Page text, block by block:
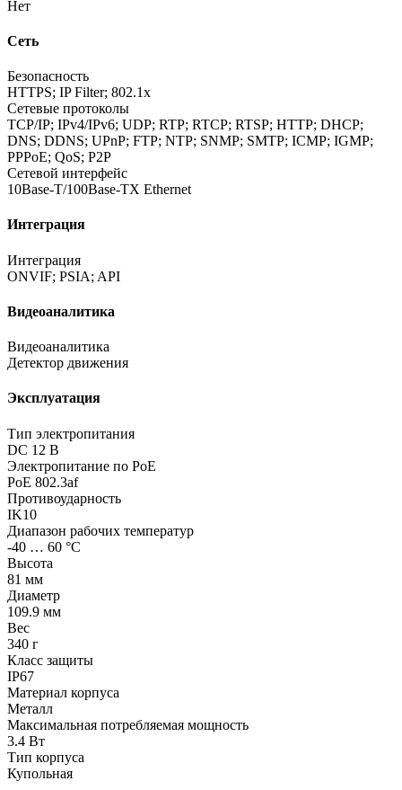
Нет
Сеть
Безопасность
HTTPS; IP Filter; 802.1x
Сетевые протоколы
TCP/IP; IPv4/IPv6; UDP; RTP; RTCP; RTSP; HTTP; DHCP;
DNS; DDNS; UPnP; FTP; NTP; SNMP; SMTP; ICMP; IGMP;
PPPoE; QoS; P2P
Сетевой интерфейс
10Base-T/100Base-TX Ethernet
Интеграция
Интеграция
ONVIF; PSIA; API
Видеоаналитика
Видеоаналитика
Детектор движения
Эксплуатация
Тип электропитания
DC 12 В
Электропитание по PoE
PoE 802.3af
Противоударность
IK10
Диапазон рабочих температур
-40 … 60 °С
Высота
81 мм
Диаметр
109.9 мм
Вес
340 г
Класс защиты
IP67
Материал корпуса
Металл
Максимальная потребляемая мощность
3.4 Вт
Тип корпуса
Купольная